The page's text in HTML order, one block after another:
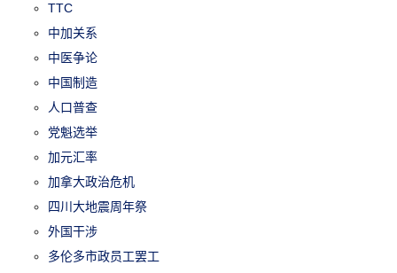
TTC
中加关系
中医争论
中国制造
人口普查
党魁选举
加元汇率
加拿大政治危机
四川大地震周年祭
外国干涉
多伦多市政员工罢工